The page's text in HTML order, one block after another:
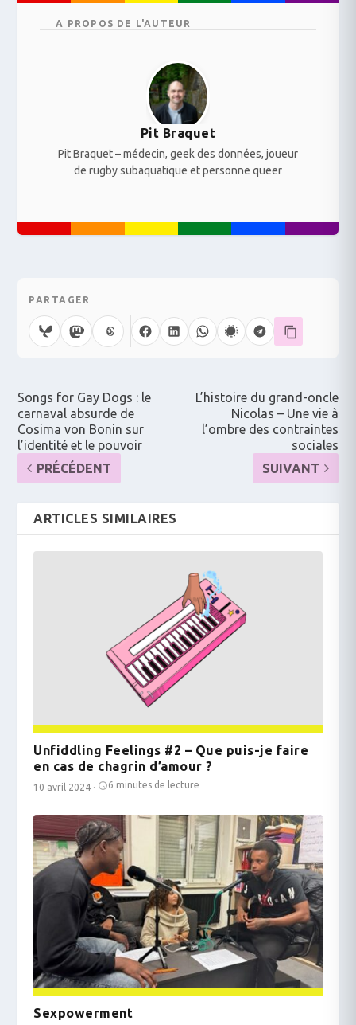
A PROPOS DE L'AUTEUR
Pit Braquet
Pit Braquet – médecin, geek des données, joueur
de rugby subaquatique et personne queer
PARTAGER
Songs for Gay Dogs : le
carnaval absurde de
Cosima von Bonin sur
l’identité et le pouvoir
PRÉCÉDENT
L’histoire du grand-oncle
Nicolas – Une vie à
l’ombre des contraintes
sociales
SUIVANT
ARTICLES SIMILAIRES
Unfiddling Feelings #2 – Que puis-je faire
en cas de chagrin d’amour ?
10 avril 2024 · 6 minutes de lecture
Sexpowerment